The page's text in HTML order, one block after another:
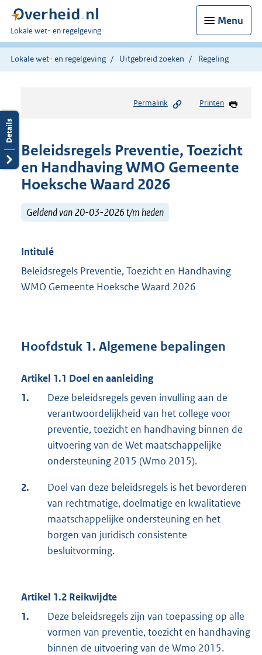
Menu
U
bent
hier:
Lokale wet- en regelgeving
Lokale wet- en regelgeving Uitgebreid zoeken Regeling
Permalink Printen
Beleidsregels Preventie, Toezicht
en Handhaving WMO Gemeente
Hoeksche Waard 2026
Geldend van 20-03-2026 t/m heden
Intitulé
Beleidsregels Preventie, Toezicht en Handhaving
WMO Gemeente Hoeksche Waard 2026
Hoofdstuk 1. Algemene bepalingen
Artikel 1.1 Doel en aanleiding
1.
Deze beleidsregels geven invulling aan de
verantwoordelijkheid van het college voor
preventie, toezicht en handhaving binnen de
uitvoering van de Wet maatschappelijke
ondersteuning 2015 (Wmo 2015).
2.
Doel van deze beleidsregels is het bevorderen
van rechtmatige, doelmatige en kwalitatieve
maatschappelijke ondersteuning en het
borgen van juridisch consistente
besluitvorming.
Artikel 1.2 Reikwijdte
1.
Deze beleidsregels zijn van toepassing op alle
vormen van preventie, toezicht en handhaving
binnen de uitvoering van de Wmo 2015.